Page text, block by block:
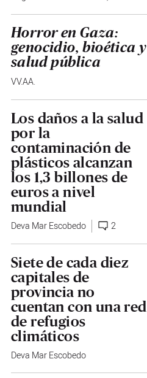
Horror en Gaza:
genocidio, bioética y
salud pública
VV.AA.
Los daños a la salud
por la
contaminación de
plásticos alcanzan
los 1,3 billones de
euros a nivel
mundial
Deva Mar Escobedo 2
Siete de cada diez
capitales de
provincia no
cuentan con una red
de refugios
climáticos
Deva Mar Escobedo